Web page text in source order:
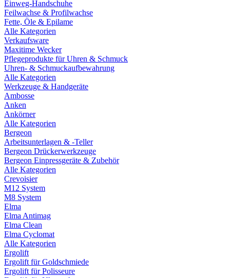
Einweg-Handschuhe
Feilwachse & Profilwachse
Fette, Öle & Epilame
Alle Kategorien
Verkaufsware
Maxitime Wecker
Pflegeprodukte für Uhren & Schmuck
Uhren- & Schmuckaufbewahrung
Alle Kategorien
Werkzeuge & Handgeräte
Ambosse
Anken
Ankörner
Alle Kategorien
Bergeon
Arbeitsunterlagen & -Teller
Bergeon Drückerwerkzeuge
Bergeon Einpressgeräte & Zubehör
Alle Kategorien
Crevoisier
M12 System
M8 System
Elma
Elma Antimag
Elma Clean
Elma Cyclomat
Alle Kategorien
Ergolift
Ergolift für Goldschmiede
Ergolift für Polisseure